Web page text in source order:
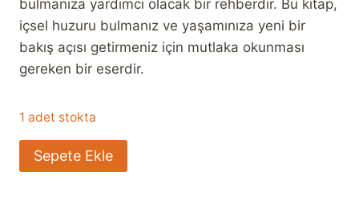
bulmanıza yardımcı olacak bir rehberdir. Bu kitap,
içsel huzuru bulmanız ve yaşamınıza yeni bir
bakış açısı getirmeniz için mutlaka okunması
gereken bir eserdir.
1 adet stokta
Anlayışın
Kitabı
Sepete Ekle